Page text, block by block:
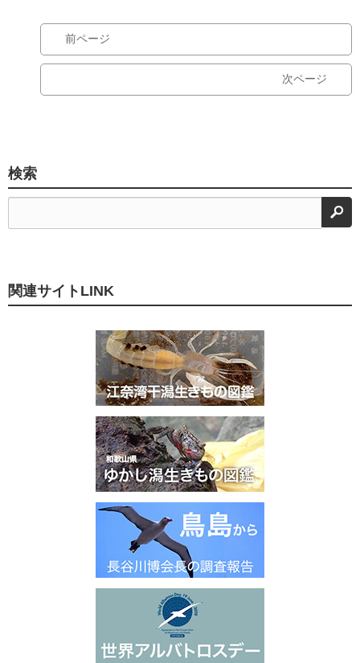
前ページ
次ページ
検索
検
関連サイトLINK